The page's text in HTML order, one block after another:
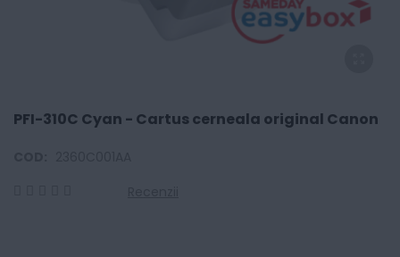
PFI-310C Cyan - Cartus cerneala original Canon